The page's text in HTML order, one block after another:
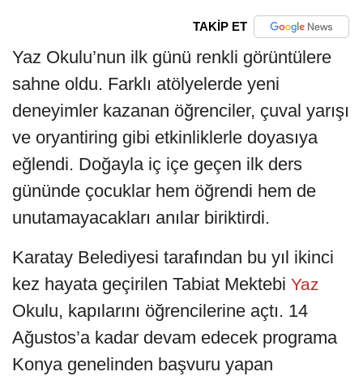
TAKİP ET
Yaz Okulu’nun ilk günü renkli görüntülere
sahne oldu. Farklı atölyelerde yeni
deneyimler kazanan öğrenciler, çuval yarışı
ve oryantiring gibi etkinliklerle doyasıya
eğlendi. Doğayla iç içe geçen ilk ders
gününde çocuklar hem öğrendi hem de
unutamayacakları anılar biriktirdi.
Karatay Belediyesi tarafından bu yıl ikinci
kez hayata geçirilen Tabiat Mektebi Yaz
Okulu, kapılarını öğrencilerine açtı. 14
Ağustos’a kadar devam edecek programa
Konya genelinden başvuru yapan